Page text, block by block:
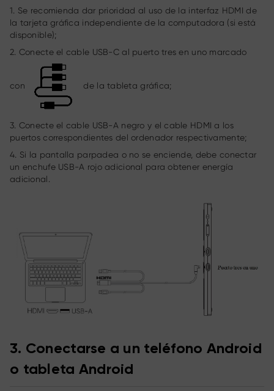
1. Se recomienda dar prioridad al uso de la interfaz HDMI de
la tarjeta gráfica independiente de la computadora (si está
disponible);
2. Conecte el cable USB-C al puerto tres en uno marcado
con de la tableta gráfica;
3. Conecte el cable USB-A negro y el cable HDMI a los
puertos correspondientes del ordenador respectivamente;
4. Si la pantalla parpadea o no se enciende, debe conectar
un enchufe USB-A rojo adicional para obtener energía
adicional.
3. Conectarse a un teléfono Android
o tableta Android